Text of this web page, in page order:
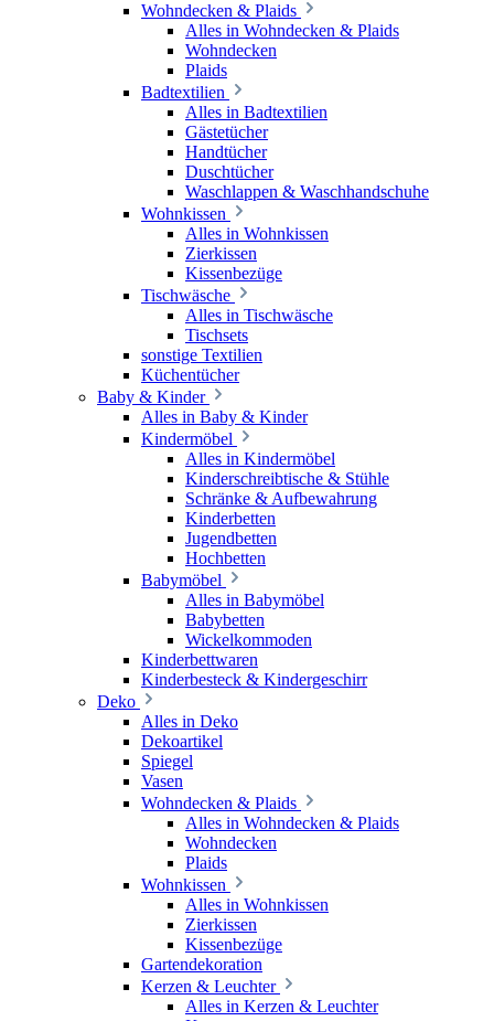
Wohndecken & Plaids
Alles in Wohndecken & Plaids
Wohndecken
Plaids
Badtextilien
Alles in Badtextilien
Gästetücher
Handtücher
Duschtücher
Waschlappen & Waschhandschuhe
Wohnkissen
Alles in Wohnkissen
Zierkissen
Kissenbezüge
Tischwäsche
Alles in Tischwäsche
Tischsets
sonstige Textilien
Küchentücher
Baby & Kinder
Alles in Baby & Kinder
Kindermöbel
Alles in Kindermöbel
Kinderschreibtische & Stühle
Schränke & Aufbewahrung
Kinderbetten
Jugendbetten
Hochbetten
Babymöbel
Alles in Babymöbel
Babybetten
Wickelkommoden
Kinderbettwaren
Kinderbesteck & Kindergeschirr
Deko
Alles in Deko
Dekoartikel
Spiegel
Vasen
Wohndecken & Plaids
Alles in Wohndecken & Plaids
Wohndecken
Plaids
Wohnkissen
Alles in Wohnkissen
Zierkissen
Kissenbezüge
Gartendekoration
Kerzen & Leuchter
Alles in Kerzen & Leuchter